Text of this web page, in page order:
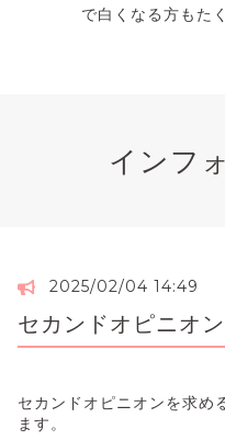
で白くなる方もた
インフ
2025/02/04 14:49
セカンドオピニオ
セカンドオピニオンを求め
ます。